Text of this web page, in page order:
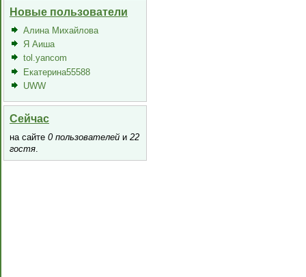
Новые пользователи
Алина Михайлова
Я Аиша
tol.yancom
Екатерина55588
UWW
Сейчас
на сайте 0 пользователей и 22
гостя.